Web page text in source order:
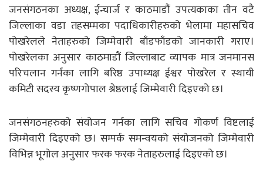
जनसंगठनका अध्यक्ष, ईन्चार्ज र काठमाडौं उपत्यकाका तीन वटै
जिल्लाका वडा तहसम्मका पदाधिकारीहरुको भेलामा महासचिव
पोखरेलले नेताहरुको जिम्मेवारी बाँडफाँडको जानकारी गराए।
पोखरेलका अनुसार काठमाडौं जिल्लाबाट व्यापक मात्र जनमानस
परिचलान गर्नका लागि बरिष्ठ उपाध्यक्ष ईश्वर पोखरेल र स्थायी
कमिटी सदस्य कृष्णगोपाल श्रेष्ठलाई जिम्मेवारी दिइएको छ।
जनसंगठनहरुको संयोजन गर्नका लागि सचिव गोकर्ण विष्टलाई
जिम्मेवारी दिइएको छ। सम्पर्क समन्वयको संयोजनको जिम्मेवारी
विभिन्न भूगोल अनुसार फरक फरक नेताहरुलाई दिइएको छ।